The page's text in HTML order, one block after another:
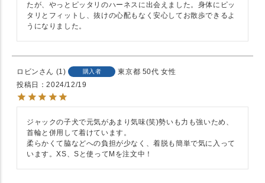
たが、やっとピッタリのハーネスに出会えました。身体にピッ
タリとフィットし、抜けの心配もなく安心してお散歩できるよ
うになりました。
ロビン 1 購入者 東京都 50代 女性
投稿日
2024/12/19
ジャックの子犬で元気があまり気味(笑)勢いも力も強いため、
首輪と併用して着けています。
柔らかくて脇などへの負担が少なく、着脱も簡単で気に入って
います。XS、Sと使ってMを注文中！